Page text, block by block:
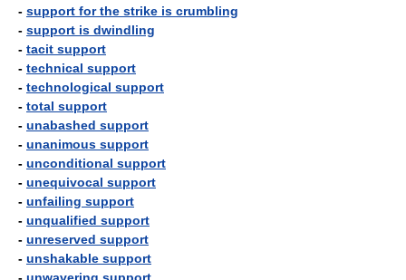
- support for the strike is crumbling
- support is dwindling
- tacit support
- technical support
- technological support
- total support
- unabashed support
- unanimous support
- unconditional support
- unequivocal support
- unfailing support
- unqualified support
- unreserved support
- unshakable support